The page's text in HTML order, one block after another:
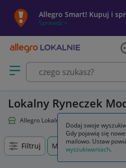
Allegro Smart! Kupuj i
Sprawdź »
Otwórz menu z kategoriami
Lokalny Ryneczek
Allegro Lokalnie
Filtruj Modrzyca, Lubuskie,
Dodaj swoje
Gdy pojawią się
mailowo. Ustaw
wyszukiwaniach.